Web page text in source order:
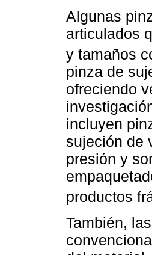
Algunas
articulados
y tamaños
pinza de
ofreciendo
incluyen
sujeción de
presión y
productos
También,